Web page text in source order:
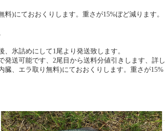
)にておおくりします。重さが15%ぼど減ります。
氷詰めにして1尾より発送致します。
送可能です、2尾目から送料分値引きします、詳し
臓、エラ取り無料)にておおくりします。重さが15%